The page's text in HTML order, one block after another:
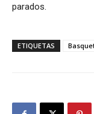
parados.
ETIQUETAS